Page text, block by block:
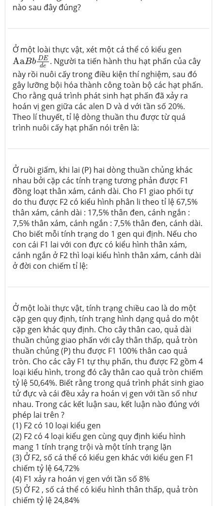
nào sau đây đúng?
Ở một loài thực vật, xét một cá thể có kiểu gen
AaBb DE
de
AaBbDEde
. Người ta tiến hành thu hạt phấn của cây
này rồi nuôi cấy trong điều kiện thí nghiệm, sau đó
gây lưỡng bội hóa thành công toàn bộ các hạt phấn.
Cho rằng quá trình phát sinh hạt phấn đã xảy ra
hoán vị gen giữa các alen D và d với tần số 20%.
Theo lí thuyết, tỉ lệ dòng thuần thu được từ quá
trình nuôi cấy hạt phấn nói trên là:
Ở ruồi giấm, khi lai (P) hai dòng thuần chủng khác
nhau bởi cặp các tính trạng tương phản được F1
đồng loạt thân xám, cánh dài. Cho F1 giao phối tự
do thu được F2 có kiểu hình phân li theo tỉ lệ 67,5%
thân xám, cánh dài : 17,5% thân đen, cánh ngắn :
7,5% thân xám, cánh ngắn : 7,5% thân đen, cánh dài.
Cho biết mỗi tính trạng do 1 gen qui định. Nếu cho
con cái F1 lai với con đực có kiểu hình thân xám,
cánh ngắn ở F2 thì loại kiểu hình thân xám, cánh dài
ở đời con chiếm tỉ lệ:
Ở một loài thực vật, tính trạng chiều cao là do một
cặp gen quy định, tính trạng hình dạng quả do một
cặp gen khác quy định. Cho cây thân cao, quả dài
thuần chủng giao phấn với cây thân thấp, quả tròn
thuần chủng (P) thu được F1 100% thân cao quả
tròn. Cho các cây F1 tự thụ phấn, thu được F2 gồm 4
loại kiểu hình, trong đó cây thân cao quả tròn chiếm
tỷ lệ 50,64%. Biết rằng trong quá trình phát sinh giao
tử đực và cái đều xảy ra hoán vị gen với tần số như
nhau. Trong các kết luận sau, kết luận nào đúng với
phép lai trên ?
(1) F2 có 10 loại kiểu gen
(2) F2 có 4 loại kiểu gen cùng quy định kiểu hình
mang 1 tính trạng trội và một tính trạng lặn
(3) Ở F2, số cá thể có kiểu gen khác với kiểu gen F1
chiếm tỷ lệ 64,72%
(4) F1 xảy ra hoán vị gen với tần số 8%
(5) Ở F2 , số cá thể có kiểu hình thân thấp, quả tròn
chiếm tỷ lệ 24,84%